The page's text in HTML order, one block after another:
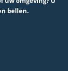
bellen.